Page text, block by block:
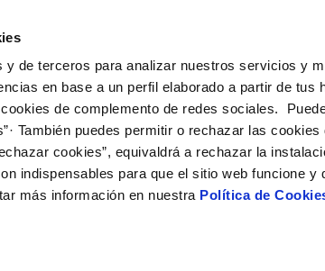
y de terceros para analizar nuestros servicios y
en base a un perfil elaborado a partir de tus
de complemento de redes sociales.
También puedes permitir o rechazar las
cookies”, equivaldrá a rechazar la
indispensables para que el sitio web funcione y
más información en nuestra Política de
de titular
de suministro
Actualizar
Actualizar
Tu Servicio
AL CLIENTE
de contacto
de fuga interior
COMPROMISO
Carta de
Customer
Tu Agua
calidad del agua
CUIDADOS DEL
Consejos de
Cuidados de los
Conócenos
COMPROMISOS
ambiente
03 DIC 2025